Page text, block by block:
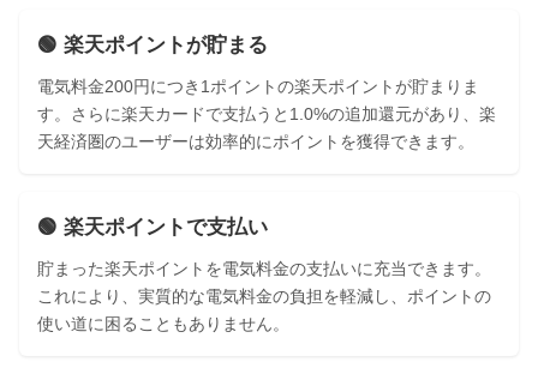
🟢 楽天ポイントが貯まる
電気料金200円につき1ポイントの楽天ポイントが貯まりま
す。さらに楽天カードで支払うと1.0%の追加還元があり、楽
天経済圏のユーザーは効率的にポイントを獲得できます。
🟢 楽天ポイントで支払い
貯まった楽天ポイントを電気料金の支払いに充当できます。
これにより、実質的な電気料金の負担を軽減し、ポイントの
使い道に困ることもありません。